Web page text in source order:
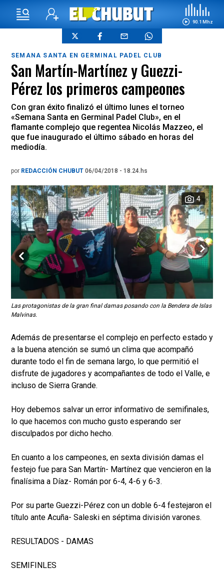
90.1 Mhz
SEMANA SANTA EN GERMINAL PADEL CLUB
San Martín-Martínez y Guezzi-
Pérez los primeros campeones
Con gran éxito finalizó el último lunes el torneo
«Semana Santa en Germinal Padel Club», en el
flamante complejo que regentea Nicolás Mazzeo, el
que fue inaugurado el último sábado en horas del
mediodía.
por REDACCIÓN CHUBUT 06/04/2018 - 18.24.hs
Las protagonistas de la gran final damas posando con la Bendera de Islas
Malvinas.
4
Además de presentarse el complejo en perfecto estado y
a la buena atención se sumó un clima que acompañó
durante todo el fin de semana largo, lo que permitió el
disfrute de jugadores y acompañantes de todo el Valle, e
incluso de Sierra Grande.
Hoy debemos salvar un error informativo de semifinales,
lo que hacemos con mucho gusto esperando ser
disculpados por dicho hecho.
En cuanto a los campeones, en sexta división damas el
festejo fue para San Martín- Martínez que vencieron en la
finalísima a Díaz- Román por 6-4, 4-6 y 6-3.
Por su parte Guezzi-Pérez con un doble 6-4 festejaron el
título ante Acuña- Saleski en séptima división varones.
RESULTADOS - DAMAS
SEMIFINLES